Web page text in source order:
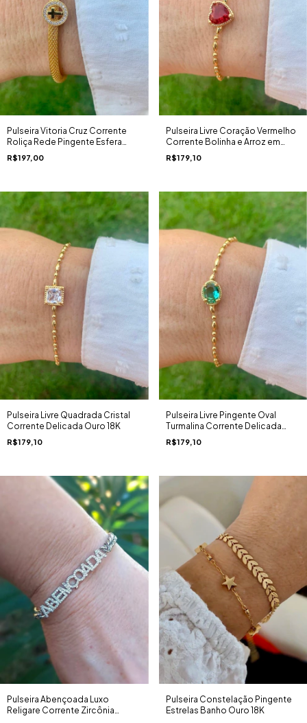
Pulseira Vitoria Cruz Corrente
Roliça Rede Pingente Esfera
Micro Zircônias Ouro 18K
R$197,00
Pulseira Livre Coração Vermelho
Corrente Bolinha e Arroz em
banho Ouro 18K
R$179,10
Pulseira Livre Quadrada Cristal
Corrente Delicada Ouro 18K
R$179,10
Pulseira Livre Pingente Oval
Turmalina Corrente Delicada
Ouro 18K
R$179,10
Pulseira Abençoada Luxo
Religare Corrente Zircônia
Pulseira Constelação Pingente
Estrelas Banho Ouro 18K